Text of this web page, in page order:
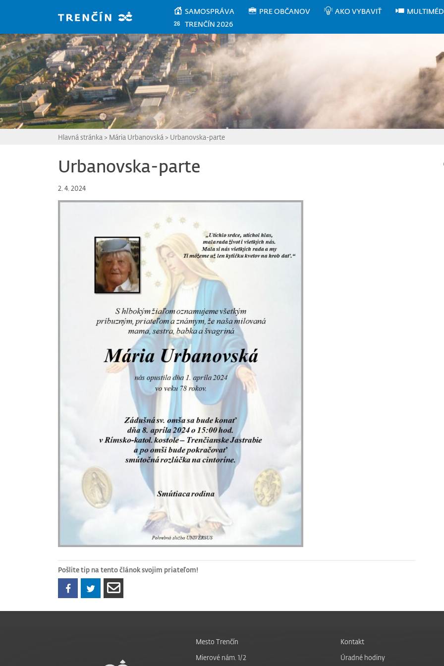
SAMOSPRÁVA PRE OBČANOV AKO VYBAVIŤ
TRENČÍN 2026
Hlavná stránka > Mária Urbanovská > Urbanovska-parte
Urbanovska-parte
2. 4. 2024
Pošlite tip na tento článok svojim priateľom!
Mesto Trenčín
Mierové nám. 1/2
Kontakt
Úradné hodiny